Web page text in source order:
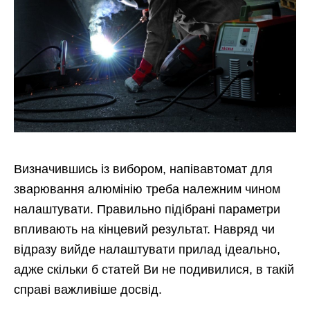
Визначившись із вибором, напівавтомат для
зварювання алюмінію треба належним чином
налаштувати. Правильно підібрані параметри
впливають на кінцевий результат. Навряд чи
відразу вийде налаштувати прилад ідеально,
адже скільки б статей Ви не подивилися, в такій
справі важливіше досвід.